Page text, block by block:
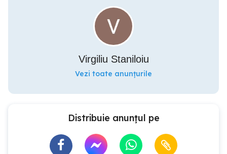
Virgiliu Staniloiu
Vezi toate anunțurile
Distribuie anunțul pe